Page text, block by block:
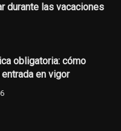
durante las vacaciones
obligatoria: cómo
en vigor